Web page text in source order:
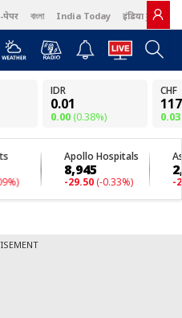
पेपर বাংলা India Today इंडिया टुडे हिंदी